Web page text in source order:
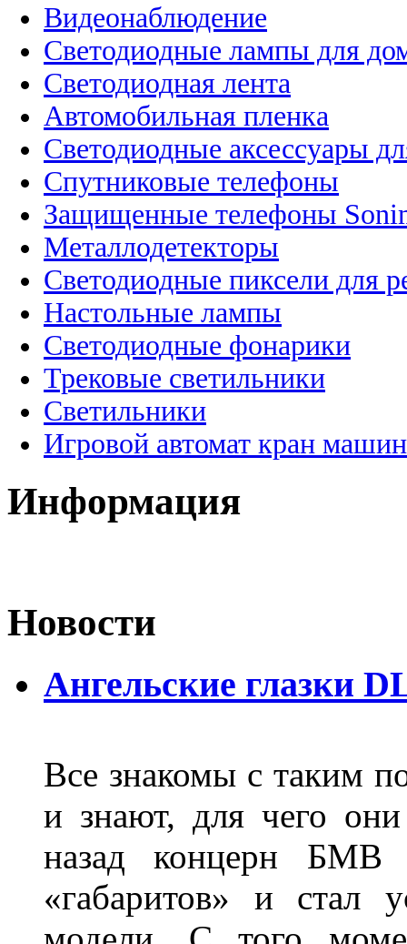
Видеонаблюдение
Светодиодные лампы для
Светодиодная лента
Автомобильная пленка
Светодиодные аксессуары
Спутниковые телефоны
Защищенные телефоны
Металлодетекторы
Светодиодные пиксели для
Настольные лампы
Светодиодные фонарики
Трековые светильники
Светильники
Игровой автомат кран
Информация
Новости
Ангельские глазки
Все знакомы с таким
и знают, для чего
назад концерн БМВ
«габаритов» и стал